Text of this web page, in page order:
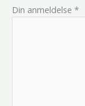
Din anmeldelse *